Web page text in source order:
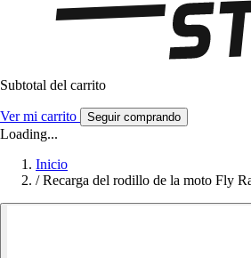
Subtotal del carrito
Ver mi carrito Seguir comprando
Loading...
Inicio
/ Recarga del rodillo de la moto Fly